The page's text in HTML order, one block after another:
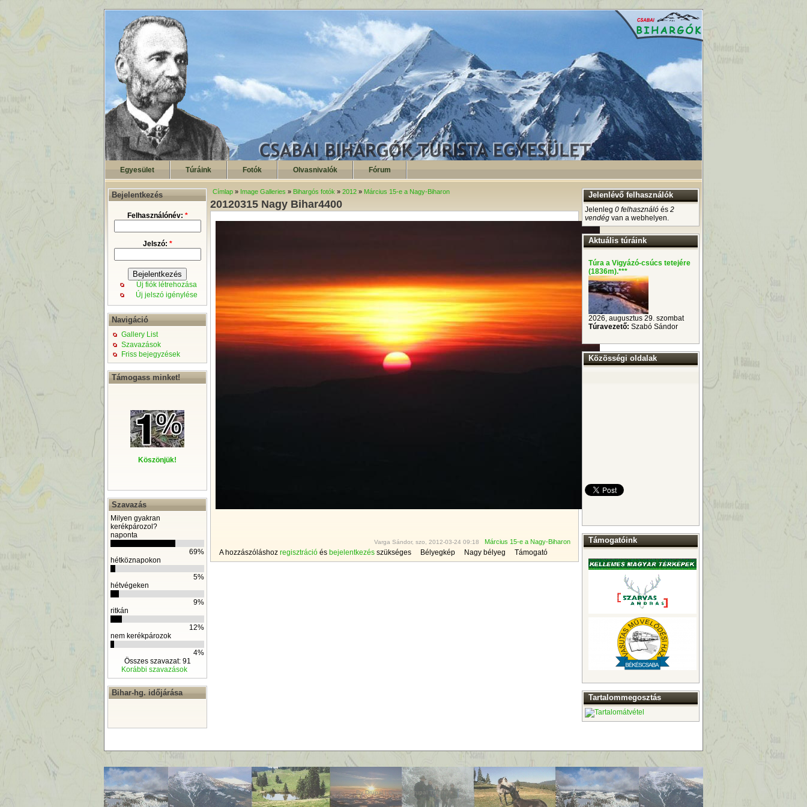
Egyesület Túráink Fotók Olvasnivalók Fórum
Bejelentkezés
Felhasználónév: *
Jelszó: *
Új fiók létrehozása
Új jelszó igénylése
Navigáció
Gallery List
Szavazások
Friss bejegyzések
Támogass minket!
Köszönjük!
Szavazás
Milyen gyakran
kerékpározol?
naponta
69%
hétköznapokon
5%
hétvégeken
9%
ritkán
12%
nem kerékpározok
4%
Összes szavazat: 91
Korábbi szavazások
Bihar-hg. időjárása
Címlap » Image Galleries » Bihargós fotók » 2012 » Március 15-e a Nagy-Biharon
20120315 Nagy Bihar4400
Varga Sándor, szo, 2012-03-24 09:18 Március 15-e a Nagy-Biharon
A hozzászóláshoz regisztráció és bejelentkezés szükséges Bélyegkép Nagy bélyeg Támogató
Jelenlévő felhasználók
Jelenleg 0 felhasználó és 2
vendég van a webhelyen.
Aktuális túráink
Túra a Vigyázó-csúcs tetejére
(1836m).***
2026, augusztus 29. szombat
Túravezető: Szabó Sándor
Közösségi oldalak
Támogatóink
Tartalommegosztás
ByDrupal|Quality Drupal Themes